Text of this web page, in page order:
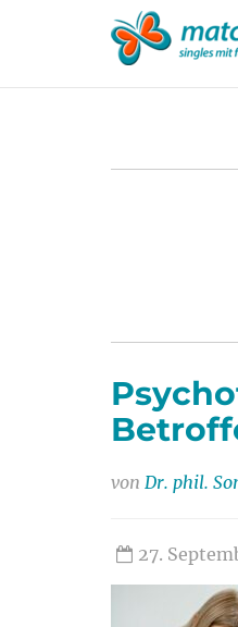
von Dr. phil.
27.